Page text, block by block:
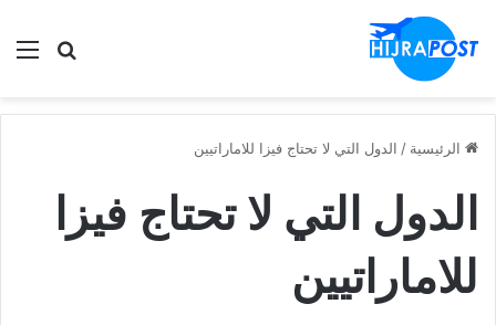
ابحث
الرئيسية / الدول التي لا تحتاج فيزا للاماراتيين
الدول التي لا تحتاج فيزا
للاماراتيين